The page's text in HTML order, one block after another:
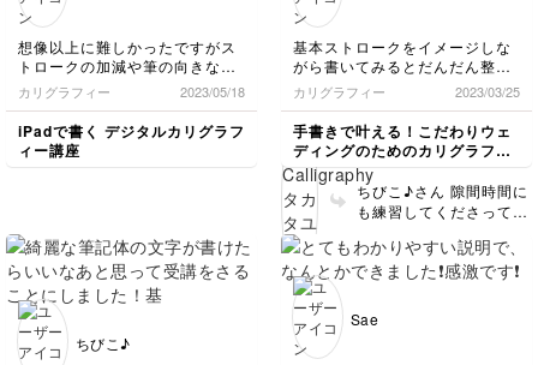
想像以上に難しかったですがス
トロークの加減や筆の向きなど
慣れてくるとだんだんコツがわ
かり楽しくなってきました。自
分の思うように描けるようにな
りたいなあ。
カリグラフィー 2023/05/18
iPadで書く デジタルカリグラフ
ィー講座
基本ストロークをイメージしな
がら書いてみるとだんだん整っ
てきたので楽しく隙間時間にメ
モ用紙に練習しています。
カリグラフィー 2023/03/25
手書きで叶える！こだわりウェ
ディングのためのカリグラフィ
ー講座
ちびこ♪さん 隙間時間に
も練習してくださってい
慣れるのが難しいかもし
れませんが、次第に慣れ
グラフィーの基本なので
ちびこ♪
Sae